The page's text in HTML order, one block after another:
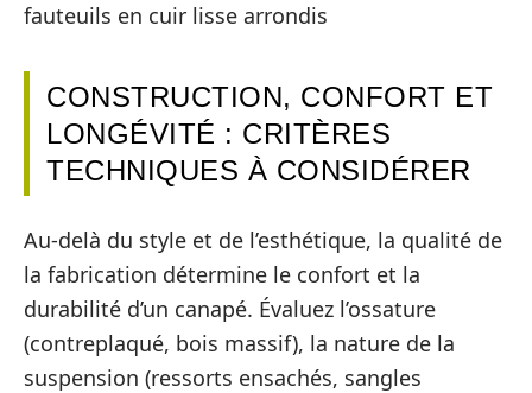
fauteuils en cuir lisse arrondis
CONSTRUCTION, CONFORT ET
LONGÉVITÉ : CRITÈRES
TECHNIQUES À CONSIDÉRER
Au-delà du style et de l’esthétique, la qualité de
la fabrication détermine le confort et la
durabilité d’un canapé. Évaluez l’ossature
(contreplaqué, bois massif), la nature de la
suspension (ressorts ensachés, sangles